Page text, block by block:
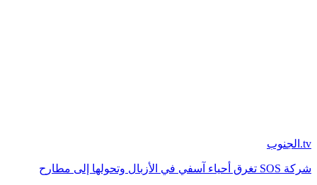
tv.الجنوب
شركة SOS تغرق أحياء آسفي في الأزبال وتحولها إلى مطارح